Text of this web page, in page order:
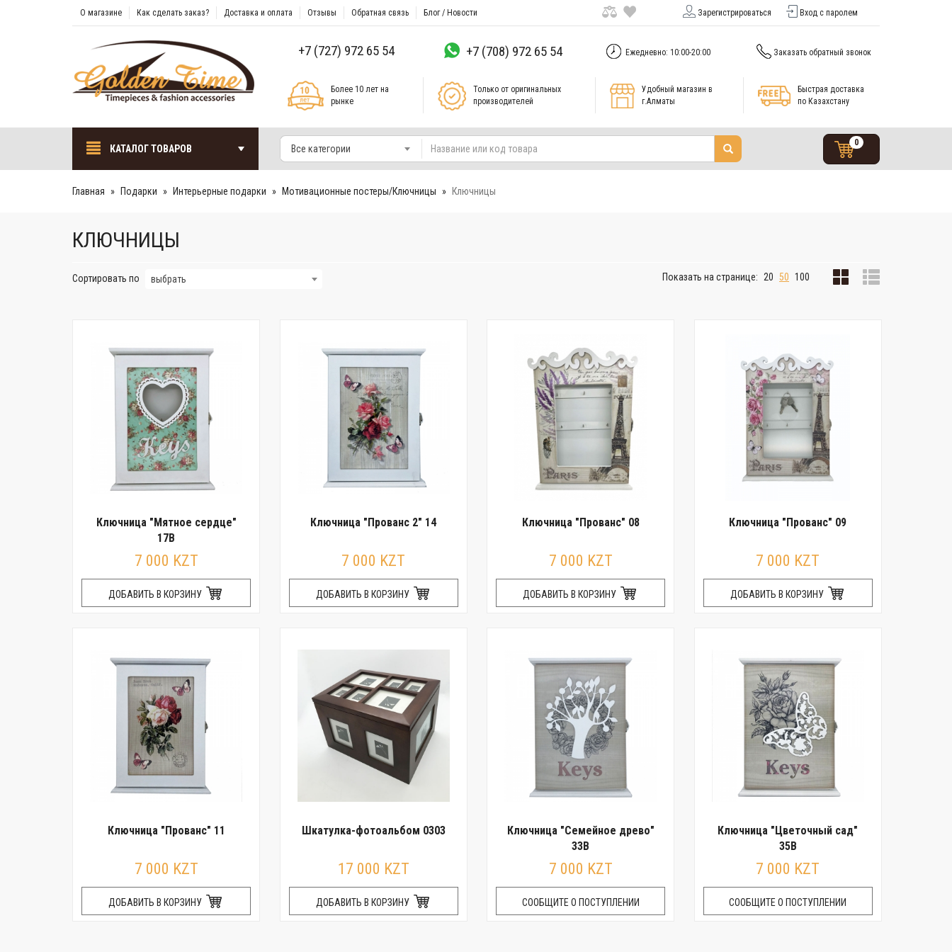
О магазине Как сделать заказ? Доставка и оплата Отзывы Обратная связь Блог / Новости Зарегистрироваться Вход с паролем
+7 (727) 972 65 54 +7 (708) 972 65 54 Ежедневно: 10:00-20:00 Заказать обратный звонок
Более 10 лет на
рынке
Только от оригинальных
производителей
Удобный магазин в
г.Алматы
Быстрая доставка
по Казахстану
КАТАЛОГ ТОВАРОВ Все категории
0
Главная Подарки Интерьерные подарки Мотивационные постеры/Ключницы Ключницы
КЛЮЧНИЦЫ
Сортировать по выбрать Показать на странице: 20 50 100
Ключница "Мятное сердце"
17B
7 000 KZT
ДОБАВИТЬ В КОРЗИНУ
Ключница "Прованс 2" 14
7 000 KZT
ДОБАВИТЬ В КОРЗИНУ
Ключница "Прованс" 08
7 000 KZT
ДОБАВИТЬ В КОРЗИНУ
Ключница "Прованс" 09
7 000 KZT
ДОБАВИТЬ В КОРЗИНУ
Ключница "Прованс" 11
7 000 KZT
ДОБАВИТЬ В КОРЗИНУ
Шкатулка-фотоальбом 0303
17 000 KZT
ДОБАВИТЬ В КОРЗИНУ
Ключница "Семейное древо"
33B
7 000 KZT
СООБЩИТЕ О ПОСТУПЛЕНИИ
Ключница "Цветочный сад"
35B
7 000 KZT
СООБЩИТЕ О ПОСТУПЛЕНИИ